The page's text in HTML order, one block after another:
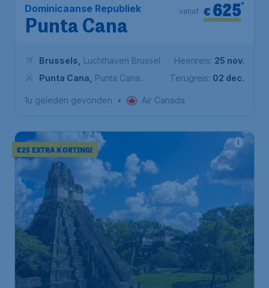
Dominicaanse Republiek
Punta Cana
€ 625*
vanaf
Brussels
Luchthaven Brussel
Punta Cana
Punta Cana
Heenreis: 25 nov.
Terugreis: 02 dec.
1u geleden gevonden • Air Canada
€25 EXTRA KORTING!
Guatemala €608*
vanaf